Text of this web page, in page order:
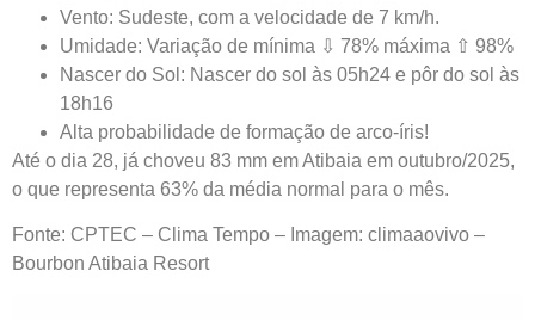
Vento: Sudeste, com a velocidade de 7 km/h.
Umidade: Variação de mínima ⇩ 78% máxima ⇧ 98%
Nascer do Sol: Nascer do sol às 05h24 e pôr do sol às
18h16
Alta probabilidade de formação de arco-íris!
Até o dia 28, já choveu 83 mm em Atibaia em outubro/2025,
o que representa 63% da média normal para o mês.
Fonte: CPTEC – Clima Tempo – Imagem: climaaovivo –
Bourbon Atibaia Resort